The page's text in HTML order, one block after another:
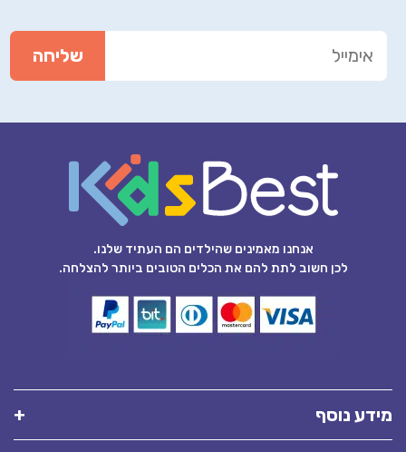
אנחנו מאמינים שהילדים הם העתיד שלנו.
לכן חשוב לתת להם את הכלים הטובים ביותר להצלחה.
מידע נוסף